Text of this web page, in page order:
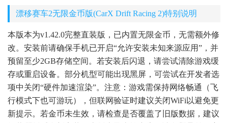
漂移赛车2无限金币版(CarX Drift Racing 2)特别说明
本版本为v1.42.0完整直装版，已内置无限金币，无需额外修
改。安装前请确保手机已开启“允许安装未知来源应用”，并
预留至少2GB存储空间。若安装后闪退，请尝试清除游戏缓
存或重启设备。部分机型可能出现黑屏，可尝试在开发者选
项中关闭“硬件加速渲染”。注意：游戏需保持网络畅通（飞
行模式下也可游玩），但联网验证时建议关闭WiFi以避免更
新提示。若金币未生效，请检查是否覆盖了旧版数据，建议